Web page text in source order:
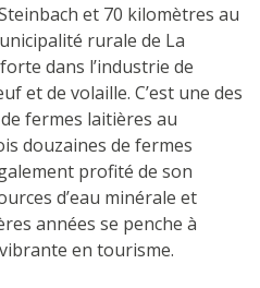
et 70 kilomètres au
rurale de La
dans l’industrie de
et de volaille. C’est une des
fermes laitières au
douzaines de fermes
profité de son
d’eau minérale et
années se penche à
en tourisme.